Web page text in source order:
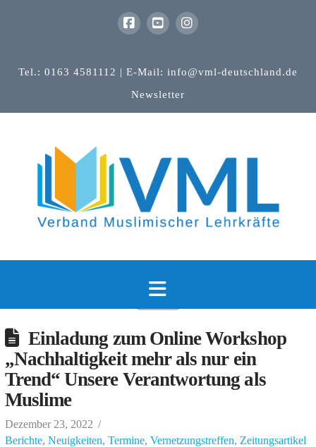
Tel.: 0163 4581112 | E-Mail: info@vml-deutschland.de
Newsletter
Navigation
Einladung zum Online Workshop
„Nachhaltigkeit mehr als nur ein
Trend“ Unsere Verantwortung als
Muslime
Dezember 23, 2022
Berichte, Neuigkeiten, Termine, Vernetzungstreffen, Zeitungsartikel